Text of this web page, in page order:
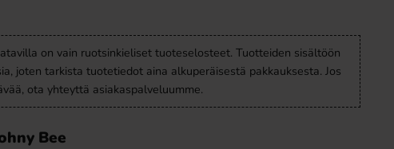
on vain ruotsinkieliset tuoteselosteet. Tuotteiden sisältöön
joten tarkista tuotetiedot aina alkuperäisestä pakkauksesta. Jos
ota yhteyttä asiakaspalveluumme.
Bee